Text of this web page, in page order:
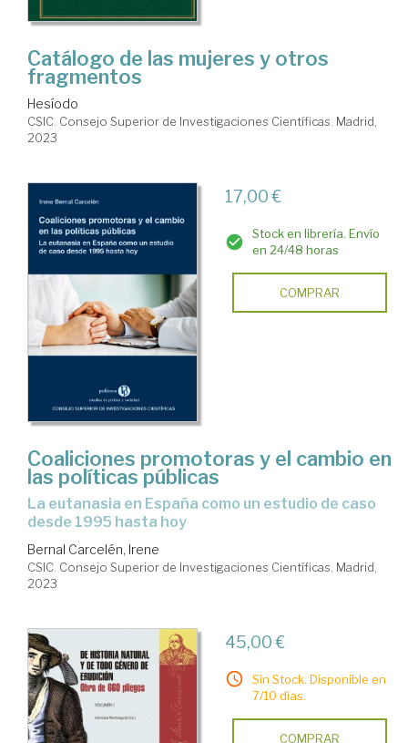
Catálogo de las mujeres y otros
fragmentos
Hesíodo
CSIC. Consejo Superior de Investigaciones Científicas. Madrid,
2023
17,00 €
Stock en librería. Envío
en 24/48 horas
COMPRAR
Coaliciones promotoras y el cambio en
las políticas públicas
la eutanasia en España como un estudio de caso
desde 1995 hasta hoy
Bernal Carcelén, Irene
CSIC. Consejo Superior de Investigaciones Científicas. Madrid,
2023
45,00 €
Sin Stock. Disponible en
7/10 días.
COMPRAR